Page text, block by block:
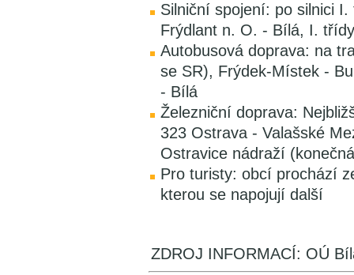
Silniční spojení: po silnici
Frýdlant n. O. - Bílá, I.
Autobusová doprava: na
se SR), Frýdek-Místek -
- Bílá
Železniční doprava:
323 Ostrava - Valašské
Ostravice nádraží
Pro turisty: obcí prochází
kterou se napojují další
ZDROJ INFORMACÍ: OÚ